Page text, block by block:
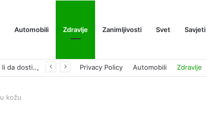
Automobili Zdravlje Zanimljivosti Svet Savjeti
Prognoza cene XRP-a za avgust 2026: Može li da dostigne 1,50 dolara? ￼ Privacy Policy Automobili Zdravlje
kožu